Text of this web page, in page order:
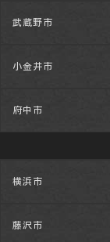
武蔵野市
小金井市
府中市
横浜市
藤沢市